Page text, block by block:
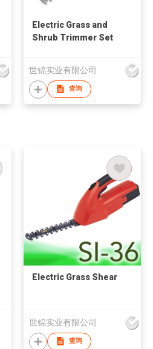
Electric Grass and
Shrub Trimmer Set
世锦实业有限公司
查询
Electric Grass Shear
世锦实业有限公司
查询